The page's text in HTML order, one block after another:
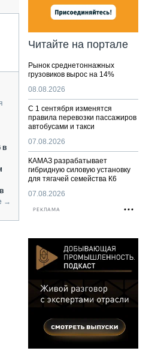
в
→
Читайте на портале
Рынок среднетоннажных
грузовиков вырос на 14%
08.08.2026
С 1 сентября изменятся
правила перевозки пассажиров
автобусами и такси
07.08.2026
КАМАЗ разрабатывает
гибридную силовую установку
для тягачей семейства К6
07.08.2026
РЕКЛАМА